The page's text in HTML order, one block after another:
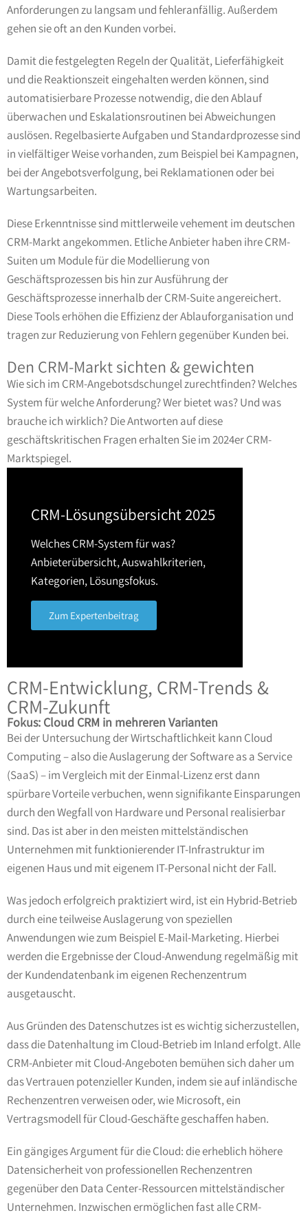
Anforderungen zu langsam und fehleranfällig. Außerdem
gehen sie oft an den Kunden vorbei.
Damit die festgelegten Regeln der Qualität, Lieferfähigkeit
und die Reaktionszeit eingehalten werden können, sind
automatisierbare Prozesse notwendig, die den Ablauf
überwachen und Eskalationsroutinen bei Abweichungen
auslösen. Regelbasierte Aufgaben und Standardprozesse sind
in vielfältiger Weise vorhanden, zum Beispiel bei Kampagnen,
bei der Angebotsverfolgung, bei Reklamationen oder bei
Wartungsarbeiten.
Diese Erkenntnisse sind mittlerweile vehement im deutschen
CRM-Markt angekommen. Etliche Anbieter haben ihre CRM-
Suiten um Module für die Modellierung von
Geschäftsprozessen bis hin zur Ausführung der
Geschäftsprozesse innerhalb der CRM-Suite angereichert.
Diese Tools erhöhen die Effizienz der Ablauforganisation und
tragen zur Reduzierung von Fehlern gegenüber Kunden bei.
Den CRM-Markt sichten & gewichten
Wie sich im CRM-Angebotsdschungel zurechtfinden? Welches
System für welche Anforderung? Wer bietet was? Und was
brauche ich wirklich? Die Antworten auf diese
geschäftskritischen Fragen erhalten Sie im 2024er CRM-
Marktspiegel.
CRM-Lösungsübersicht 2025
Welches CRM-System für was?
Anbieterübersicht, Auswahlkriterien,
Kategorien, Lösungsfokus.
Zum Expertenbeitrag
CRM-Entwicklung, CRM-Trends &
CRM-Zukunft
Fokus: Cloud CRM in mehreren Varianten
Bei der Untersuchung der Wirtschaftlichkeit kann Cloud
Computing – also die Auslagerung der Software as a Service
(SaaS) – im Vergleich mit der Einmal-Lizenz erst dann
spürbare Vorteile verbuchen, wenn signifikante Einsparungen
durch den Wegfall von Hardware und Personal realisierbar
sind. Das ist aber in den meisten mittelständischen
Unternehmen mit funktionierender IT-Infrastruktur im
eigenen Haus und mit eigenem IT-Personal nicht der Fall.
Was jedoch erfolgreich praktiziert wird, ist ein Hybrid-Betrieb
durch eine teilweise Auslagerung von speziellen
Anwendungen wie zum Beispiel E-Mail-Marketing. Hierbei
werden die Ergebnisse der Cloud-Anwendung regelmäßig mit
der Kundendatenbank im eigenen Rechenzentrum
ausgetauscht.
Aus Gründen des Datenschutzes ist es wichtig sicherzustellen,
dass die Datenhaltung im Cloud-Betrieb im Inland erfolgt. Alle
CRM-Anbieter mit Cloud-Angeboten bemühen sich daher um
das Vertrauen potenzieller Kunden, indem sie auf inländische
Rechenzentren verweisen oder, wie Microsoft, ein
Vertragsmodell für Cloud-Geschäfte geschaffen haben.
Ein gängiges Argument für die Cloud: die erheblich höhere
Datensicherheit von professionellen Rechenzentren
gegenüber den Data Center-Ressourcen mittelständischer
Unternehmen. Inzwischen ermöglichen fast alle CRM-